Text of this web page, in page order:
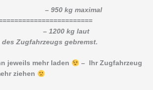
– 950 kg maximal
– 1200 kg laut
Zugfahrzeugs gebremst.
jeweils mehr laden
– Ihr Zugfahrzeug
ziehen